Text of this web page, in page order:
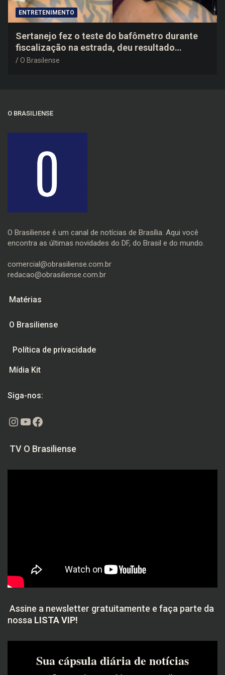
ENTRETENIMENTO
Sertanejo fez o teste do bafômetro durante
fiscalização na estrada, deu resultado
negativo e elogiou o trabalho dos agentes de
O Brasilense
O BRASILIENSE
O Brasiliense é um canal de notícias de Brasília. Aqui você
encontra as últimas novidades do DF, do Brasil e do mundo.
comercial@obrasiliense.com.br
redacao@obrasiliense.com.br
Matérias
O Brasiliense
Política de privacidade
Mídia Kit
Siga-nos:
Instagram
Youtube
Facebook
TV O Brasiliense
Assine a newsletter gratuitamente e faça parte da
nossa LISTA VIP!
Sua cápsula diária de notícias